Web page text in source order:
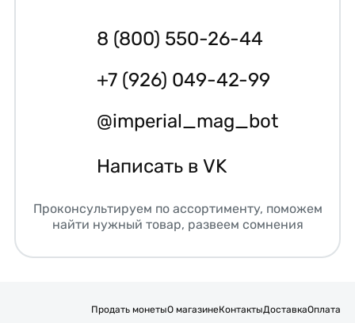
8 (800) 550-26-44
+7 (926) 049-42-99
@imperial_mag_bot
Написать в VK
Проконсультируем по ассортименту, поможем
найти нужный товар, развеем сомнения
Продать монетыО магазинеКонтактыДоставкаОплата